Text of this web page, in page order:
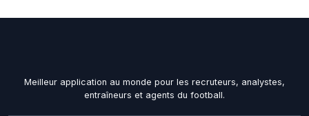
Meilleur application au monde pour les recruteurs, analystes,
entraîneurs et agents du football.